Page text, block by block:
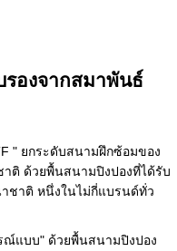
รองจากสมาพันธ์
" ยกระดับสนามฝึกซ้อมของ
ติ ด้วยพื้นสนามปิงปองที่ได้รับ
ชาติ หนึ่งในไม่กี่แบรนด์ทั่ว
ณ์แบบ" ด้วยพื้นสนามปิงปอง